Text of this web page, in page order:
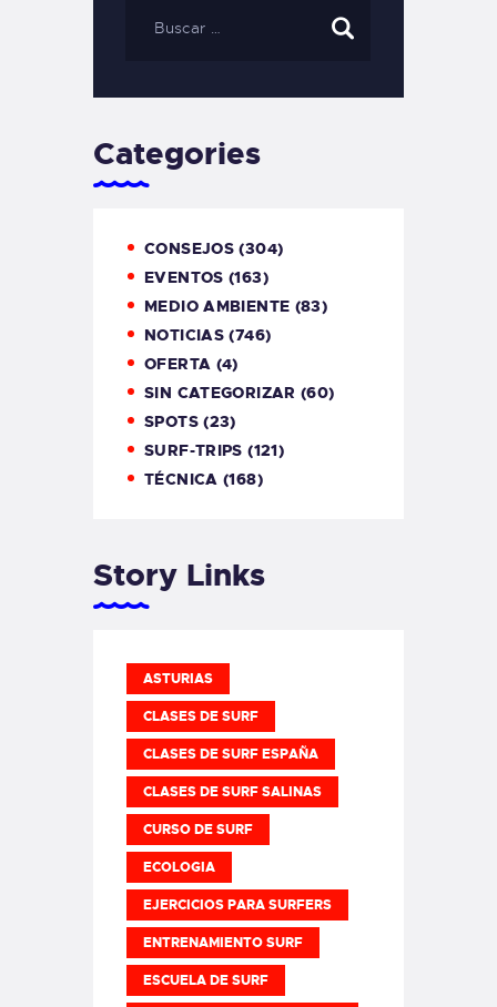
Categories
CONSEJOS (304)
EVENTOS (163)
MEDIO AMBIENTE (83)
NOTICIAS (746)
OFERTA (4)
SIN CATEGORIZAR (60)
SPOTS(23)
SURF-TRIPS (121)
TÉCNICA (168)
Story Links
ASTURIAS
CLASES DE SURF
CLASES DE SURF ESPAÑA
CLASES DE SURF SALINAS
CURSO DE SURF
ECOLOGIA
EJERCICIOS PARA SURFERS
ENTRENAMIENTO SURF
ESCUELA DE SURF